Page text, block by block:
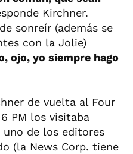
Kirchner.
sonreír (además se
con la Jolie)
ojo, yo siempre hago
de vuelta al Four
PM los visitaba
uno de los editores
(la News Corp. tiene